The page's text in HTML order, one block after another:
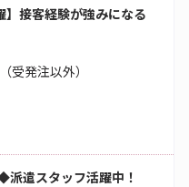
】接客経験が強みになる
受発注以外）
派遣スタッフ活躍中！